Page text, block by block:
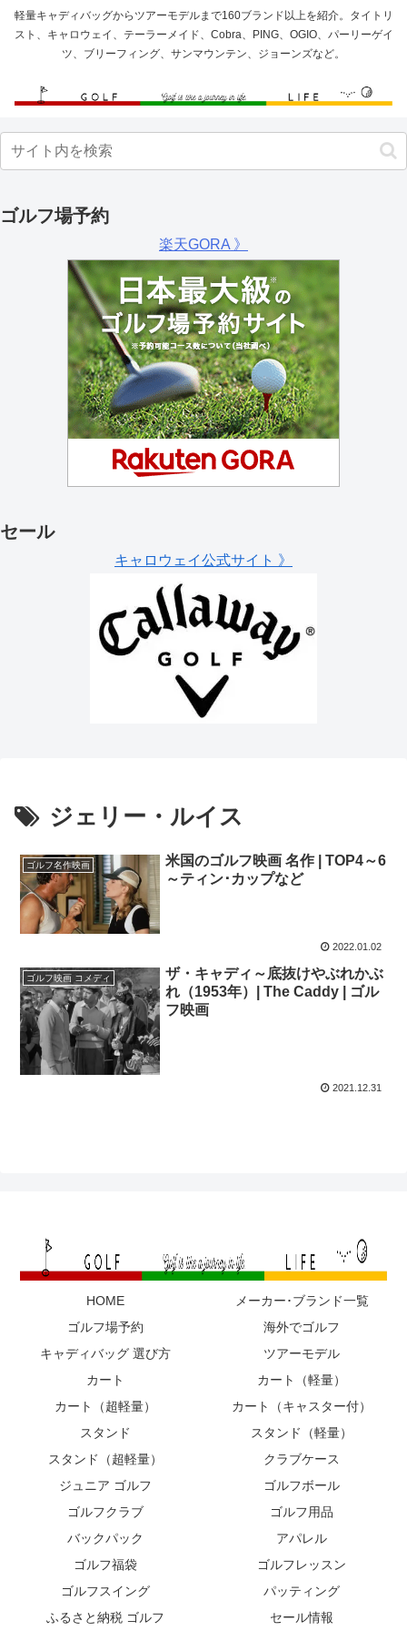
軽量キャディバッグからツアーモデルまで160ブランド以上を紹介。タイトリ
スト、キャロウェイ、テーラーメイド、Cobra、PING、OGIO、パーリーゲイ
ツ、ブリーフィング、サンマウンテン、ジョーンズなど。
ゴルフ場予約
楽天GORA 》
セール
キャロウェイ公式サイト 》
ジェリー・ルイス
ゴルフ名作映画
米国のゴルフ映画 名作 | TOP4～6
～ティン･カップなど
2022.01.02
ゴルフ映画 コメディ
ザ・キャディ～底抜けやぶれかぶ
れ（1953年）| The Caddy | ゴル
フ映画
2021.12.31
HOME
メーカー･ブランド一覧
ゴルフ場予約
海外でゴルフ
キャディバッグ 選び方
ツアーモデル
カート
カート（軽量）
カート（超軽量）
カート（キャスター付）
スタンド
スタンド（軽量）
スタンド（超軽量）
クラブケース
ジュニア ゴルフ
ゴルフボール
ゴルフクラブ
ゴルフ用品
バックパック
アパレル
ゴルフ福袋
ゴルフレッスン
ゴルフスイング
パッティング
ふるさと納税 ゴルフ
セール情報